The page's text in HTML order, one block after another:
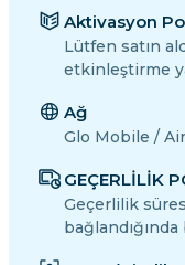
Aktivasyon
Lütfen satın
etkinleştirme
Ağ
Glo Mobile /
GEÇERLİLİK
Geçerlilik
bağlandığında